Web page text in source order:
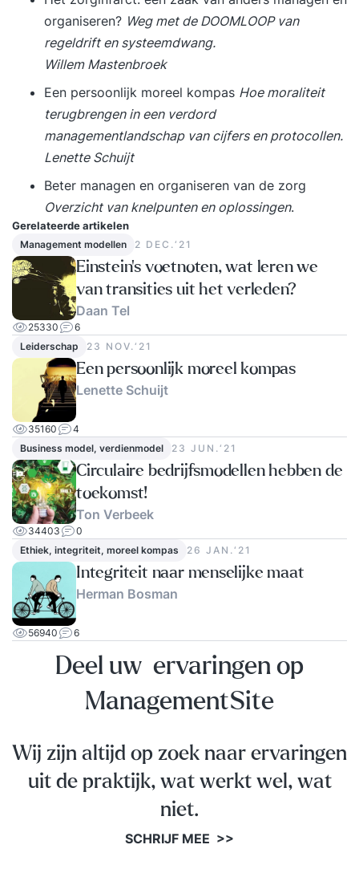
organiseren? Weg met de DOOMLOOP van
regeldrift en systeemdwang.
Willem Mastenbroek
Een persoonlijk moreel kompas Hoe moraliteit
terugbrengen in een verdord
managementlandschap van cijfers en protocollen.
Lenette Schuijt
Beter managen en organiseren van de zorg
Overzicht van knelpunten en oplossingen.
Gerelateerde artikelen
Management modellen 2 DEC.‘21
Einstein's voetnoten, wat leren we
van transities uit het verleden?
Daan Tel
25330
6
Leiderschap
23 NOV.‘21
Een persoonlijk moreel kompas
Lenette Schuijt
35160
4
Business model, verdienmodel
23 JUN.‘21
Circulaire bedrijfsmodellen hebben de
toekomst!
Ton Verbeek
34403
0
Ethiek, integriteit, moreel kompas
26 JAN.‘21
Integriteit naar menselijke maat
Herman Bosman
56940 6
Deel uw ervaringen op
ManagementSite
Wij zijn altijd op zoek naar ervaringen
uit de praktijk, wat werkt wel, wat
niet.
SCHRIJF MEE >>